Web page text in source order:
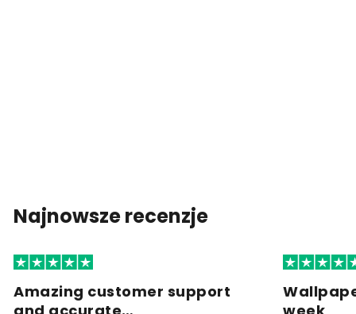
Najnowsze recenzje
Amazing customer support